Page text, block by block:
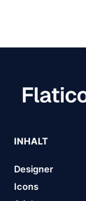
INHALT
Designer
Icons